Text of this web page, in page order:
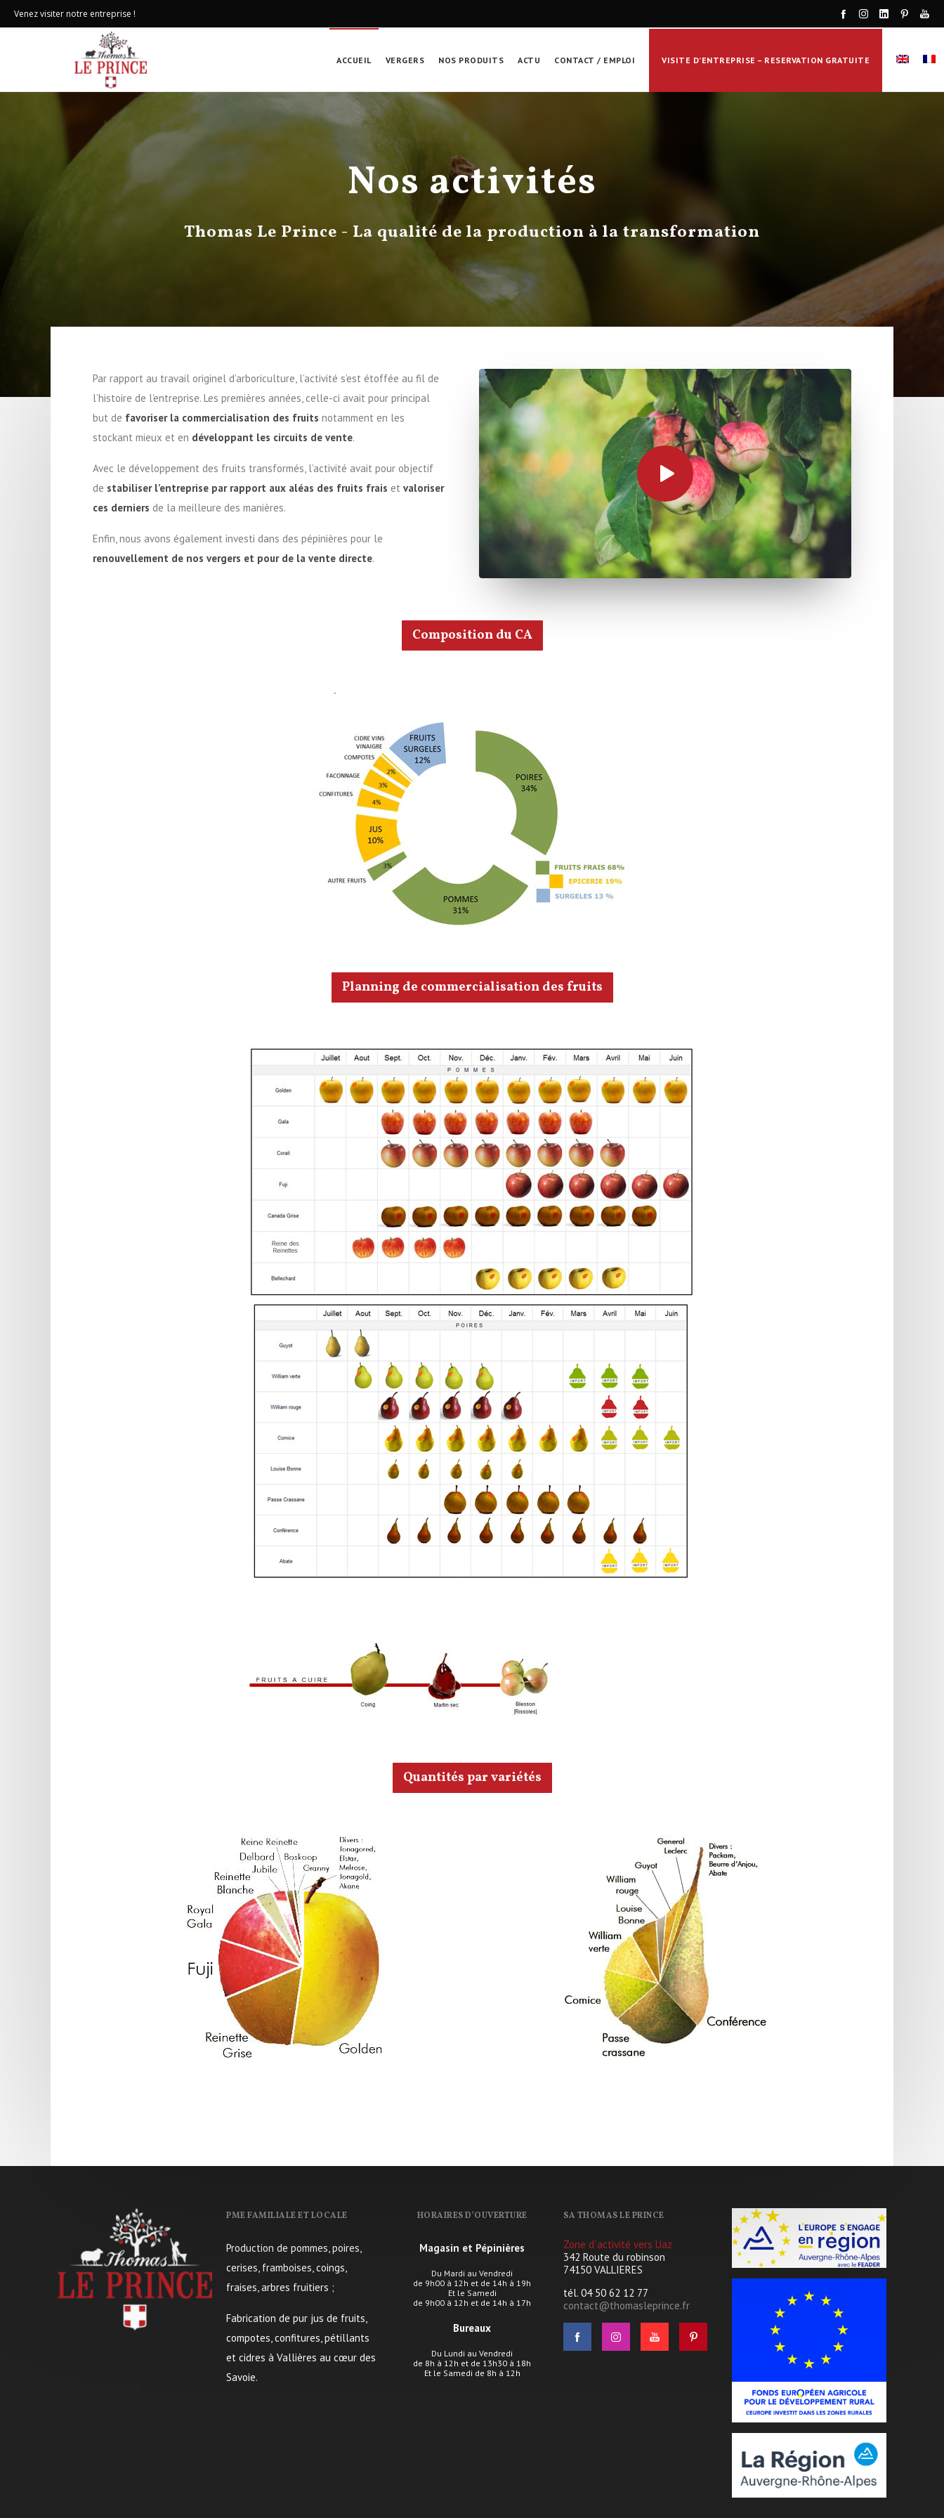
Venez visiter notre entreprise !
ACCUEIL VERGERS NOS PRODUITS ACTU CONTACT / EMPLOI VISITE D’ENTREPRISE – RESERVATION GRATUITE
Nos activités
Thomas Le Prince - La qualité de la production à la transformation
Par rapport au travail originel d’arboriculture, l’activité s’est étoffée au fil de
l’histoire de l’entreprise. Les premières années, celle-ci avait pour principal
but de favoriser la commercialisation des fruits notamment en les
stockant mieux et en développant les circuits de vente.
Avec le développement des fruits transformés, l’activité avait pour objectif
de stabiliser l’entreprise par rapport aux aléas des fruits frais et valoriser
ces derniers de la meilleure des manières.
Enfin, nous avons également investi dans des pépinières pour le
renouvellement de nos vergers et pour de la vente directe.
Composition du CA
Planning de commercialisation des fruits
Quantités par variétés
PME FAMILIALE ET LOCALE
Production de pommes, poires,
cerises, framboises, coings,
fraises, arbres fruitiers ;
Fabrication de pur jus de fruits,
compotes, confitures, pétillants
et cidres à Vallières au cœur des
Savoie.
HORAIRES D’OUVERTURE
Magasin et Pépinières
Du Mardi au Vendredi
de 9h00 à 12h et de 14h à 19h
Et le Samedi
de 9h00 à 12h et de 14h à 17h
Bureaux
Du Lundi au Vendredi
de 8h à 12h et de 13h30 à 18h
Et le Samedi de 8h à 12h
SA THOMAS LE PRINCE
Zone d´activité vers Uaz
342 Route du robinson
74150 VALLIERES
tél. 04 50 62 12 77
contact@thomasleprince.fr